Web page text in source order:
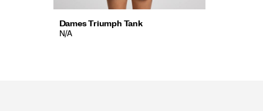
Dames Triumph Tank
N/A